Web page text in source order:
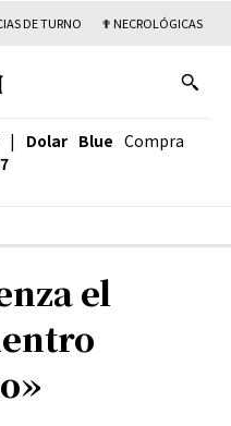
DE TURNO ✟ NECROLÓGICAS
| Dolar Blue Compra
el